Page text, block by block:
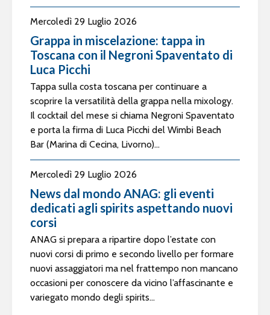
Mercoledì 29 Luglio 2026
Grappa in miscelazione: tappa in
Toscana con il Negroni Spaventato di
Luca Picchi
Tappa sulla costa toscana per continuare a
scoprire la versatilità della grappa nella mixology.
Il cocktail del mese si chiama Negroni Spaventato
e porta la firma di Luca Picchi del Wimbi Beach
Bar (Marina di Cecina, Livorno)...
Mercoledì 29 Luglio 2026
News dal mondo ANAG: gli eventi
dedicati agli spirits aspettando nuovi
corsi
ANAG si prepara a ripartire dopo l’estate con
nuovi corsi di primo e secondo livello per formare
nuovi assaggiatori ma nel frattempo non mancano
occasioni per conoscere da vicino l’affascinante e
variegato mondo degli spirits...